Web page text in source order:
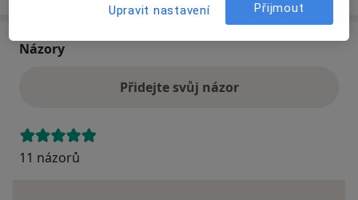
Názory
Přidejte svůj názor
11 názorů
Upravit nastavení Přijmout